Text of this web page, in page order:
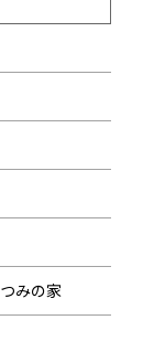
みの家